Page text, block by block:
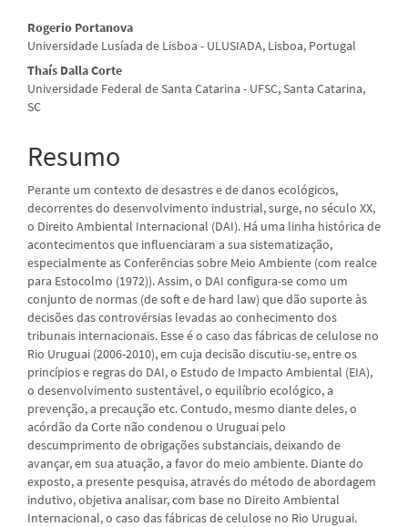
Conteúdo
do
artigo
principal
Rogerio Portanova
Universidade Lusíada de Lisboa - ULUSIADA, Lisboa, Portugal
Thaís Dalla Corte
Universidade Federal de Santa Catarina - UFSC, Santa Catarina,
SC
Resumo
Perante um contexto de desastres e de danos ecológicos,
decorrentes do desenvolvimento industrial, surge, no século XX,
o Direito Ambiental Internacional (DAI). Há uma linha histórica de
acontecimentos que influenciaram a sua sistematização,
especialmente as Conferências sobre Meio Ambiente (com realce
para Estocolmo (1972)). Assim, o DAI configura-se como um
conjunto de normas (de soft e de hard law) que dão suporte às
decisões das controvérsias levadas ao conhecimento dos
tribunais internacionais. Esse é o caso das fábricas de celulose no
Rio Uruguai (2006-2010), em cuja decisão discutiu-se, entre os
princípios e regras do DAI, o Estudo de Impacto Ambiental (EIA),
o desenvolvimento sustentável, o equilíbrio ecológico, a
prevenção, a precaução etc. Contudo, mesmo diante deles, o
acórdão da Corte não condenou o Uruguai pelo
descumprimento de obrigações substanciais, deixando de
avançar, em sua atuação, a favor do meio ambiente. Diante do
exposto, a presente pesquisa, através do método de abordagem
indutivo, objetiva analisar, com base no Direito Ambiental
Internacional, o caso das fábricas de celulose no Rio Uruguai.